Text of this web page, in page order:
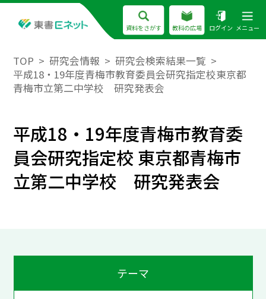
資料をさがす 教科の広場 ログイン メニュー
TOP 研究会情報
研究会検索結果一覧
平成18・19年度青梅市教育委員会研究指定校東京都
青梅市立第二中学校 研究発表会
平成18・19年度青梅市教育委
員会研究指定校 東京都青梅市
立第二中学校 研究発表会
テーマ